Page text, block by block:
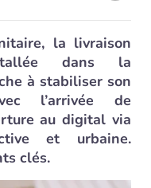
la livraison
dans la
à stabiliser son
l’arrivée de
au digital via
et urbaine.
clés.